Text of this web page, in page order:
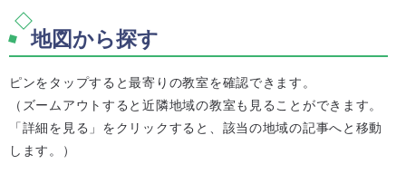
地図から探す
ピンをタップすると最寄りの教室を確認できます。
（ズームアウトすると近隣地域の教室も見ることができます。
「詳細を見る」をクリックすると、該当の地域の記事へと移動
します。）